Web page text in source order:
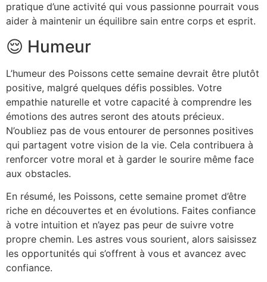
pratique d’une activité qui vous passionne pourrait vous
aider à maintenir un équilibre sain entre corps et esprit.
😌 Humeur
L’humeur des Poissons cette semaine devrait être plutôt
positive, malgré quelques défis possibles. Votre
empathie naturelle et votre capacité à comprendre les
émotions des autres seront des atouts précieux.
N’oubliez pas de vous entourer de personnes positives
qui partagent votre vision de la vie. Cela contribuera à
renforcer votre moral et à garder le sourire même face
aux obstacles.
En résumé, les Poissons, cette semaine promet d’être
riche en découvertes et en évolutions. Faites confiance
à votre intuition et n’ayez pas peur de suivre votre
propre chemin. Les astres vous sourient, alors saisissez
les opportunités qui s’offrent à vous et avancez avec
confiance.